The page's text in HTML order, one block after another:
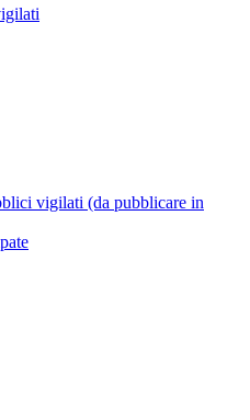
vigilati (da pubblicare in